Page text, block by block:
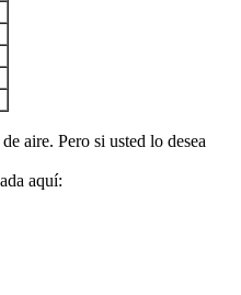
aire. Pero si usted lo desea
aquí: